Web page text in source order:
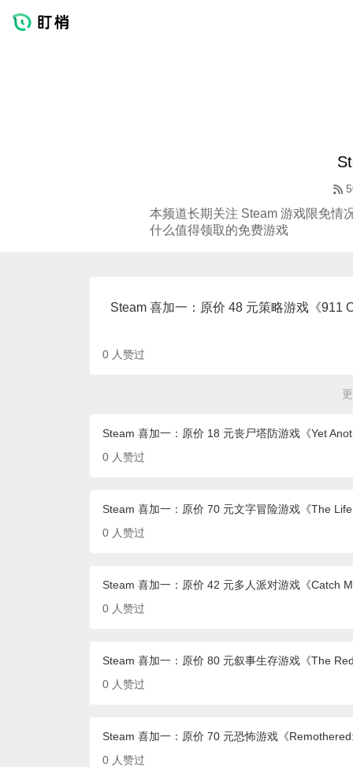
本频道长期关注 Steam 游戏限免情
什么值得领取的免费游戏
Steam 喜加一：原价 48 元策略游戏《911
0 人赞过
Steam 喜加一：原价 18 元丧尸塔防游戏《Yet
0 人赞过
Steam 喜加一：原价 70 元文字冒险游戏《The
0 人赞过
Steam 喜加一：原价 42 元多人派对游戏《Catch
0 人赞过
Steam 喜加一：原价 80 元叙事生存游戏《The
0 人赞过
Steam 喜加一：原价 70 元恐怖游戏《
0 人赞过